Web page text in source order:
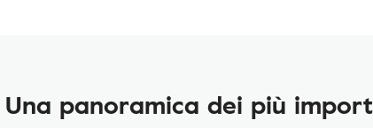
Una panoramica dei più